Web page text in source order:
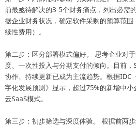
前最亟待解决的3-5个财务痛点，列出必需
据企业财务状况，确定软件采购的预算范
续性费用）。
第二步：区分部署模式偏好。 思考企业对
度、一次性投入与分期支付的倾向。目前
协作、持续更新已成为主流趋势。根据IDC
字化发展预测》显示，超过75%的新增中
云SaaS模式。
第三步：初步筛选与深度体验。 根据前两